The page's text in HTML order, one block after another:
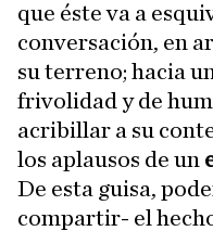
que éste va a
conversación, en
su terreno; hacia
frivolidad y de
acribillar a su
los aplausos de un
De esta guisa,
compartir- el